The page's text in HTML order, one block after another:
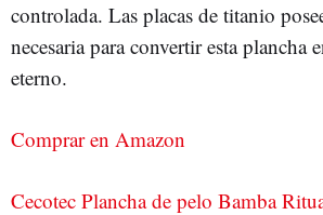
controlada. Las placas de titanio
necesaria para convertir esta plancha
eterno.
Comprar en Amazon
Cecotec Plancha de pelo Bamba